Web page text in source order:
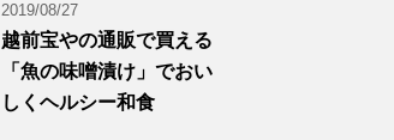
2019/08/27
越前宝やの通販で買える
「魚の味噌漬け」でおい
しくヘルシー和食